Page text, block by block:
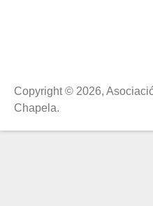
Copyright © 2026,
Chapela.